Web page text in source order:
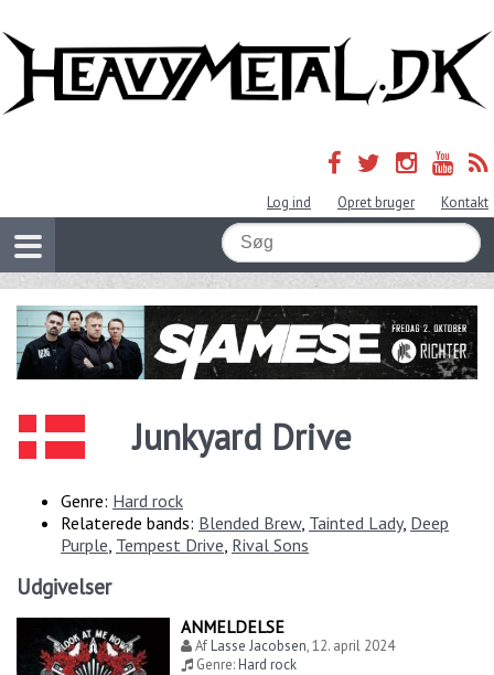
Log ind Opret bruger Kontakt
Junkyard Drive
Genre: Hard rock
Relaterede bands: Blended Brew, Tainted Lady, Deep
Purple Tempest Drive Rival Sons
Udgivelser
ANMELDELSE
AfLasse Jacobsen,12. april 2024
Genre:Hard rock